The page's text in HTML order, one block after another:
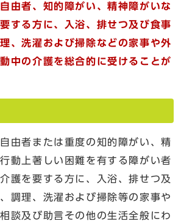
由者、知的障がい、精神障がいな
する方に、入浴、排せつ及び食事
、洗濯および掃除などの家事や外
中の介護を総合的に受けることが
由者または重度の知的障がい、精
動上著しい困難を有する障がい者
護を要する方に、入浴、排せつ及
調理、洗濯および掃除等の家事や
談及び助言その他の生活全般にわ